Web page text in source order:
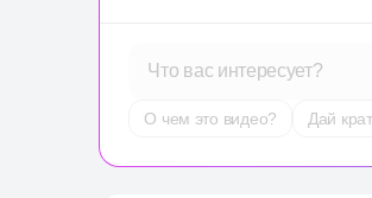
Что вас интересует?
О чем это видео? Дай